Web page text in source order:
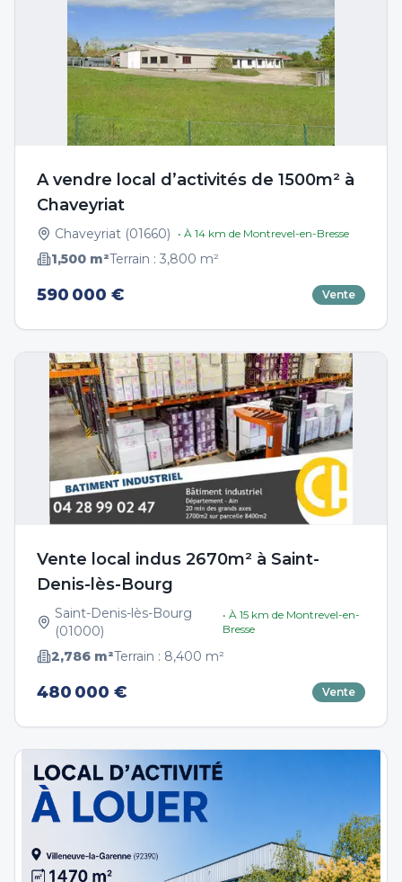
A vendre local d’activités de 1500m² à
Chaveyriat
Chaveyriat (01660) • À 14 km de Montrevel-en-Bresse
1,500 m²Terrain : 3,800 m²
590 000 € Vente
Vente local indus 2670m² à Saint-
Denis-lès-Bourg
Saint-Denis-lès-Bourg
(01000)
• À 15km de Montrevel-en-
Bresse
2,786 m²Terrain : 8,400 m²
480 000 € Vente